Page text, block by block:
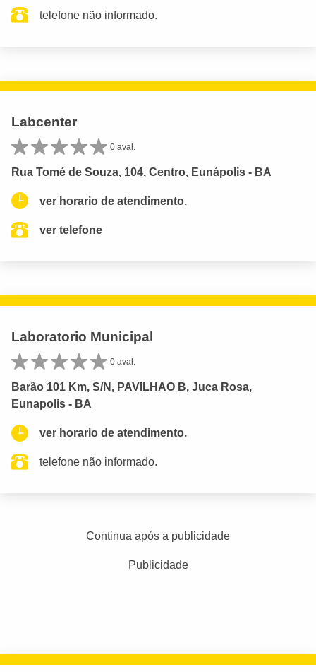
telefone não informado.
Labcenter
0 aval.
Rua Tomé de Souza, 104, Centro, Eunápolis - BA
ver horario de atendimento.
ver telefone
Laboratorio Municipal
0 aval.
Barão 101 Km, S/N, PAVILHAO B, Juca Rosa,
Eunapolis - BA
ver horario de atendimento.
telefone não informado.
Continua após a publicidade
Publicidade